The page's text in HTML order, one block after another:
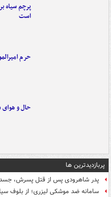
پرچم سیاه
است
حرم
حال و هوای
پربازدیدترین ها
پدر شاهرودی پس از قتل پسرش، جسد
سامانه ضد موشکی لیزری؛ از بلوف